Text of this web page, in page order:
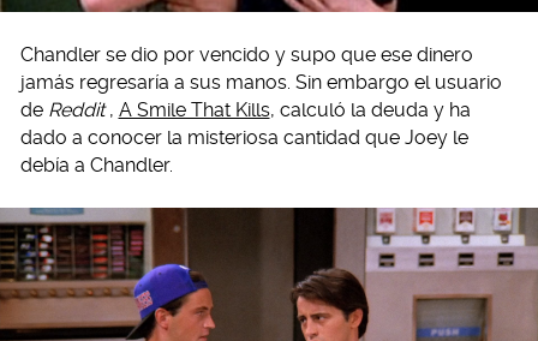
Chandler se dio por vencido y supo que ese dinero
jamás regresaría a sus manos. Sin embargo el usuario
de Reddit , A Smile That Kills, calculó la deuda y ha
dado a conocer la misteriosa cantidad que Joey le
debía a Chandler.